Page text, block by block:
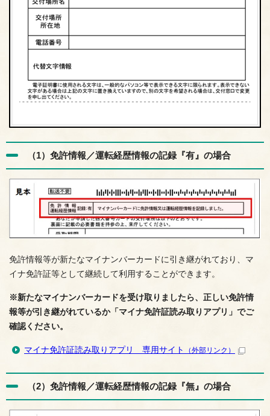
（1）免許情報／運転経歴情報の記録『有』の場合
免許情報等が新たなマイナンバーカードに引き継がれており、マ
イナ免許証等として継続して利用することができます。
※新たなマイナンバーカードを受け取りましたら、正しい免許情
報等が引き継がれているか「マイナ免許証読み取りアプリ」でご
確認ください。
マイナ免許証読み取りアプリ 専用サイト （外部リンク）
（2）免許情報／運転経歴情報の記録『無』の場合